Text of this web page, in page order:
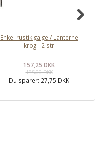
Enkel rustik galge / Lanterne
krog - 2 str
157,25 DKK
185,00 DKK
Du sparer: 27,75 DKK